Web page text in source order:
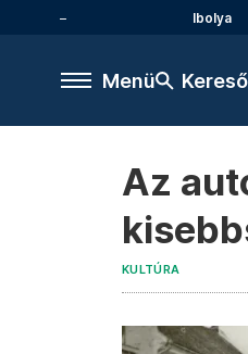
Ibolya
Menü Kereső
Az
KULTÚRA